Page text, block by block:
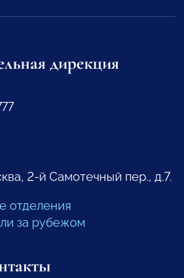
дирекция
2-й Самотечный пер., д.7.
отделения
за рубежом